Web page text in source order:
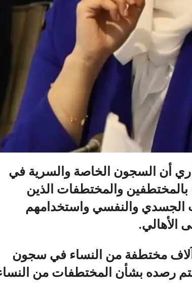
أن السجون الخاصة والسرية في
والمختطفات الذين
الجسدي والنفسي واستخدامهم
الأهالي.
وأشارت الصراري إلى وجود نحو 5 آلاف مختطفة من النساء في سجون
يتم رصده بشأن المختطفات من